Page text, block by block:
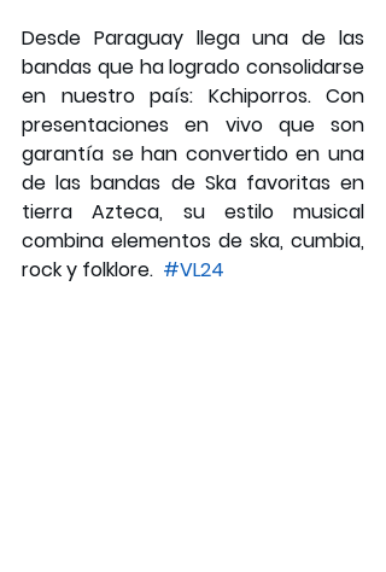
Desde Paraguay llega una de las
bandas que ha logrado consolidarse
en nuestro país: Kchiporros. Con
presentaciones en vivo que son
garantía se han convertido en una
de las bandas de Ska favoritas en
tierra Azteca, su estilo musical
combina elementos de ska, cumbia,
rock y folklore. #VL24